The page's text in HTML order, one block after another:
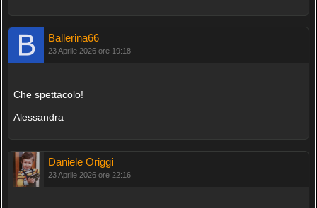
Ballerina66
23 Aprile 2026 ore 19:18
Che spettacolo!
Alessandra
Daniele Origgi
23 Aprile 2026 ore 22:16